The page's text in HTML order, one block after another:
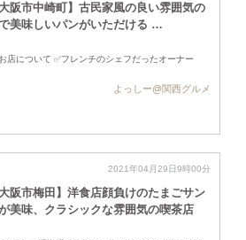
大阪市中崎町】古民家風の良い雰囲気の
美味しいパンがいただける …
店について ✅フレンチのシェフだったオーナー
よっしー@関西グルメ
2021年04月29日9時00分
大阪市梅田】洋食店顔負けのたまごサン
が美味、クラシックな雰囲気の喫茶店